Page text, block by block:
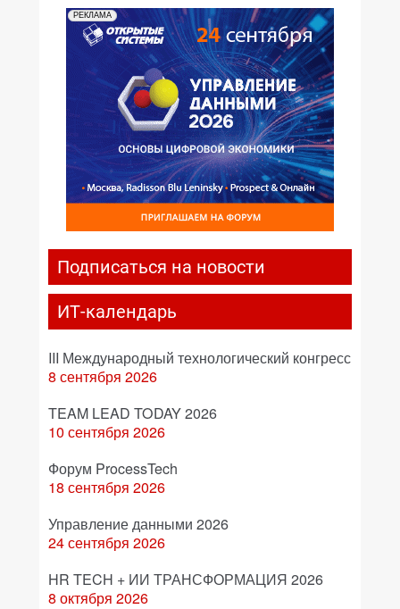
РЕКЛАМА
Подписаться на новости
ИТ-календарь
III Международный технологический конгресс
8 сентября 2026
TEAM LEAD TODAY 2026
10 сентября 2026
Форум ProcessTech
18 сентября 2026
Управление данными 2026
24 сентября 2026
HR TECH + ИИ ТРАНСФОРМАЦИЯ 2026
8 октября 2026